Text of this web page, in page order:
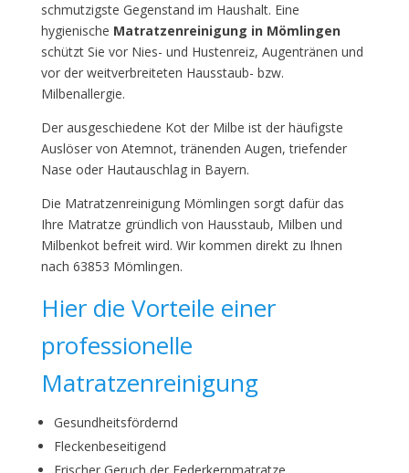
schmutzigste Gegenstand im Haushalt. Eine
hygienische Matratzenreinigung in Mömlingen
schützt Sie vor Nies- und Hustenreiz, Augentränen und
vor der weitverbreiteten Hausstaub- bzw.
Milbenallergie.
Der ausgeschiedene Kot der Milbe ist der häufigste
Auslöser von Atemnot, tränenden Augen, triefender
Nase oder Hautauschlag in Bayern.
Die Matratzenreinigung Mömlingen sorgt dafür das
Ihre Matratze gründlich von Hausstaub, Milben und
Milbenkot befreit wird. Wir kommen direkt zu Ihnen
nach 63853 Mömlingen.
Hier die Vorteile einer
professionelle
Matratzenreinigung
Gesundheitsfördernd
Fleckenbeseitigend